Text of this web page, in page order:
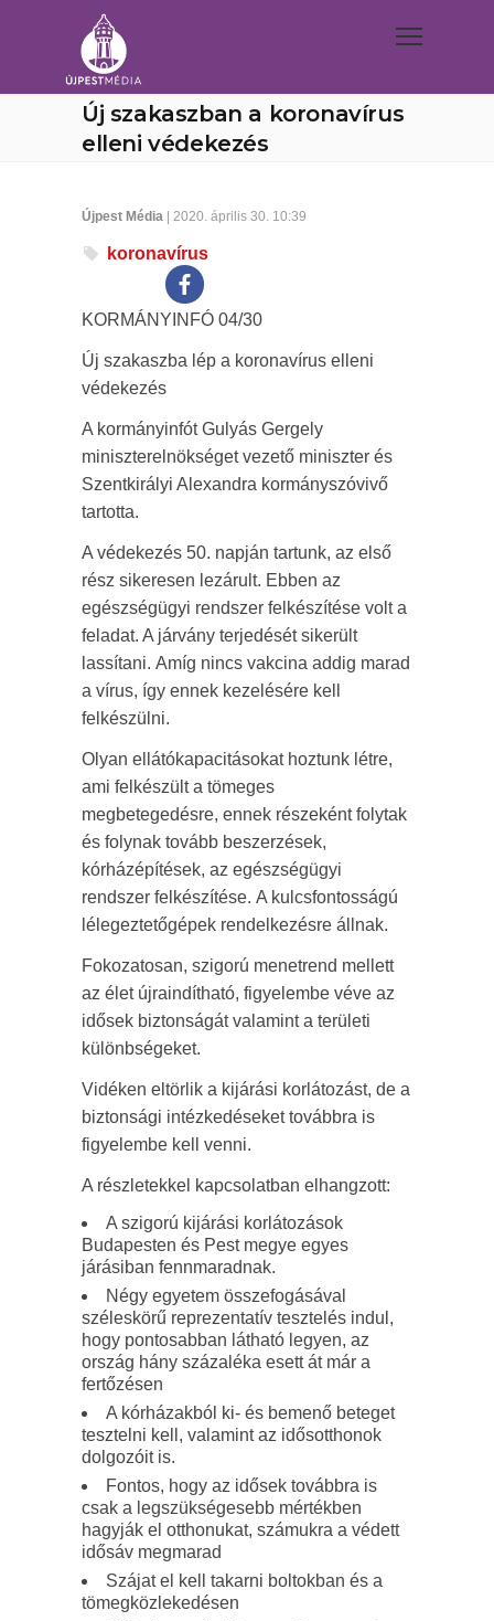
Új szakaszban a koronavírus
elleni védekezés
Újpest Média | 2020. április 30. 10:39
koronavírus
KORMÁNYINFÓ 04/30
Új szakaszba lép a koronavírus elleni
védekezés
A kormányinfót Gulyás Gergely
miniszterelnökséget vezető miniszter és
Szentkirályi Alexandra kormányszóvivő
tartotta.
A védekezés 50. napján tartunk, az első
rész sikeresen lezárult. Ebben az
egészségügyi rendszer felkészítése volt a
feladat. A járvány terjedését sikerült
lassítani. Amíg nincs vakcina addig marad
a vírus, így ennek kezelésére kell
felkészülni.
Olyan ellátókapacitásokat hoztunk létre,
ami felkészült a tömeges
megbetegedésre, ennek részeként folytak
és folynak tovább beszerzések,
kórházépítések, az egészségügyi
rendszer felkészítése. A kulcsfontosságú
lélegeztetőgépek rendelkezésre állnak.
Fokozatosan, szigorú menetrend mellett
az élet újraindítható, figyelembe véve az
idősek biztonságát valamint a területi
különbségeket.
Vidéken eltörlik a kijárási korlátozást, de a
biztonsági intézkedéseket továbbra is
figyelembe kell venni.
A részletekkel kapcsolatban elhangzott:
A szigorú kijárási korlátozások
Budapesten és Pest megye egyes
járásiban fennmaradnak.
Négy egyetem összefogásával
széleskörű reprezentatív tesztelés indul,
hogy pontosabban látható legyen, az
ország hány százaléka esett át már a
fertőzésen
A kórházakból ki- és bemenő beteget
tesztelni kell, valamint az idősotthonok
dolgozóit is.
Fontos, hogy az idősek továbbra is
csak a legszükségesebb mértékben
hagyják el otthonukat, számukra a védett
idősáv megmarad
Szájat el kell takarni boltokban és a
tömegközlekedésen